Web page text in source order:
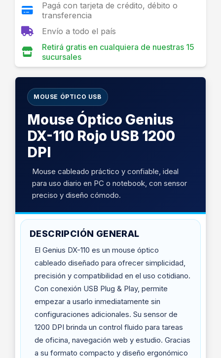
Pagá con tarjeta de crédito, débito o
transferencia
Envío a todo el país
Retirá gratis en cualquiera de nuestras 15
sucursales
MOUSE ÓPTICO USB
Mouse Óptico Genius
DX-110 Rojo USB 1200
DPI
Mouse cableado práctico y confiable, ideal
para uso diario en PC o notebook, con sensor
preciso y diseño cómodo.
DESCRIPCIÓN GENERAL
El Genius DX-110 es un mouse óptico
cableado diseñado para ofrecer simplicidad,
precisión y compatibilidad en el uso cotidiano.
Con conexión USB Plug & Play, permite
empezar a usarlo inmediatamente sin
configuraciones adicionales. Su sensor de
1200 DPI brinda un control fluido para tareas
de oficina, navegación web y estudio. Gracias
a su formato compacto y diseño ergonómico